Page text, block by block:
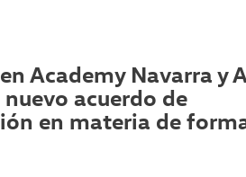
Academy Navarra y
acuerdo de
en materia de